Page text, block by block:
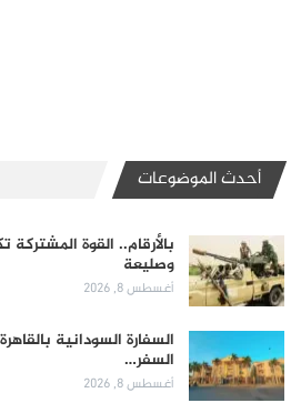
أحدث الموضوعات
بالأرقام.. القوة
وصليعة
أغسطس 8, 2026
السفارة السودانية
السفر…
أغسطس 8, 2026